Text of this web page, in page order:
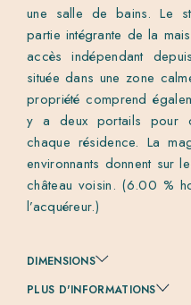
une salle de bains. Le
partie intégrante de la
accès indépendant
située dans une zone
propriété comprend
y a deux portails pour
chaque résidence. La
environnants donnent sur
château voisin. (6.00 %
l’acquéreur.)
DIMENSIONS
PLUS D'INFORMATIONS